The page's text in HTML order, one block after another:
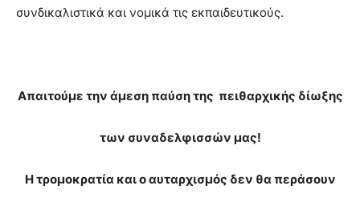
συνδικαλιστικά και νομικά τις εκπαιδευτικούς.
Απαιτούμε την άμεση παύση της πειθαρχικής δίωξης
των συναδελφισσών μας!
Η τρομοκρατία και ο αυταρχισμός δεν θα περάσουν